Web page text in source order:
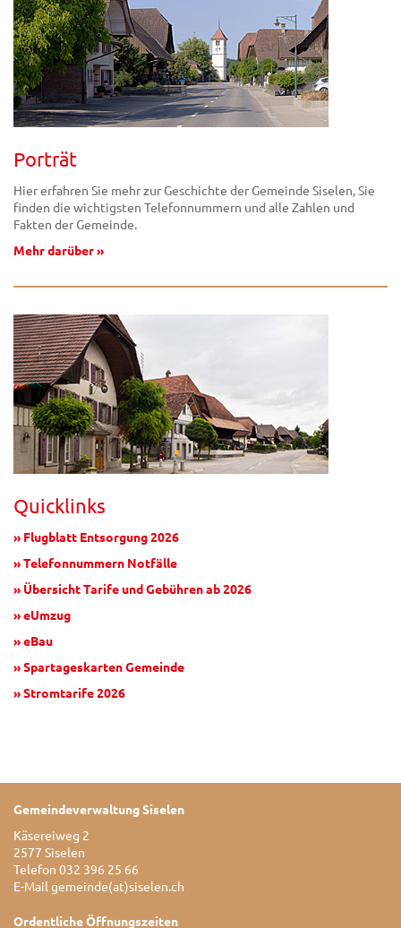
Porträt
Hier erfahren Sie mehr zur Geschichte der Gemeinde Siselen, Sie
finden die wichtigsten Telefonnummern und alle Zahlen und
Fakten der Gemeinde.
Mehr darüber »
Quicklinks
» Flugblatt Entsorgung 2026
» Telefonnummern Notfälle
» Übersicht Tarife und Gebühren ab 2026
» eUmzug
» eBau
» Spartageskarten Gemeinde
» Stromtarife 2026
Gemeindeverwaltung Siselen
Käsereiweg 2
2577 Siselen
Telefon 032 396 25 66
E-Mail gemeinde(at)siselen.ch
Ordentliche Öffnungszeiten